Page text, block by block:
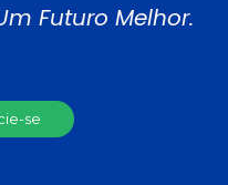
Futuro Melhor.
se